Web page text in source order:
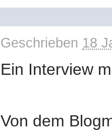
Geschrieben 18
Ein Interview
Von dem